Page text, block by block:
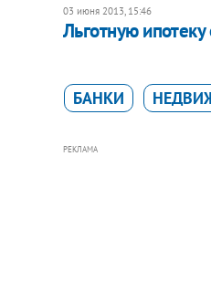
03 июня 2013, 15:46
Льготную
БАНКИ
РЕКЛАМА